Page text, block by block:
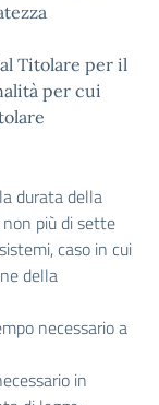
Titolare per il
per cui
durata della
più di sette
caso in cui
della
necessario a
in